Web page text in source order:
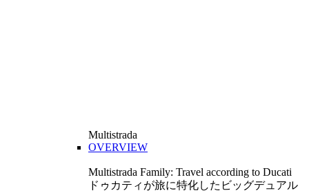
Multistrada
OVERVIEW
Multistrada Family: Travel according to Ducati
ドゥカティが旅に特化したビッグデュアル